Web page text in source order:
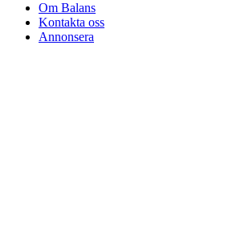
Om Balans
Kontakta oss
Annonsera